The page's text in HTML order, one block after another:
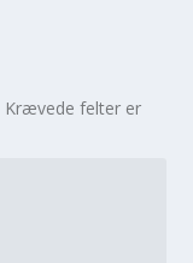
Krævede felter er